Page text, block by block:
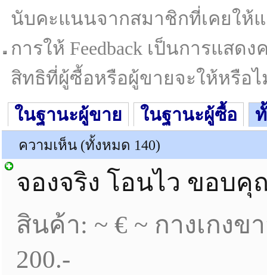
นับคะแนนจากสมาชิกที่เคยให้
การให้ Feedback เป็นการแส
สิทธิที่ผู้ซื้อหรือผู้ขายจะให้หรือไ
ในฐานะผู้ขาย ในฐานะผู้ซื้อ
ความเห็น (ทั้งหมด 140)
จองจริง โอนไว ขอบ
สินค้า: ~ € ~ กางเกงข
200.-